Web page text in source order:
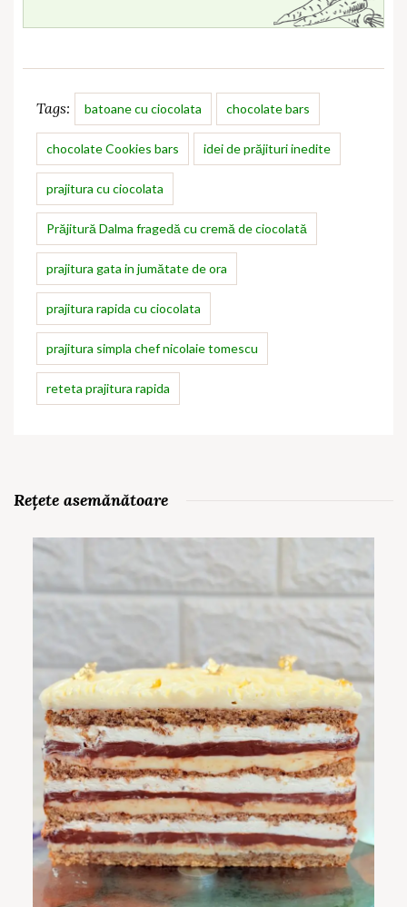
Tags: batoane cu ciocolata chocolate bars
chocolate Cookies bars idei de prăjituri inedite
prajitura cu ciocolata
Prăjitură Dalma fragedă cu cremă de ciocolată
prajitura gata in jumătate de ora
prajitura rapida cu ciocolata
prajitura simpla chef nicolaie tomescu
reteta prajitura rapida
Rețete asemănătoare